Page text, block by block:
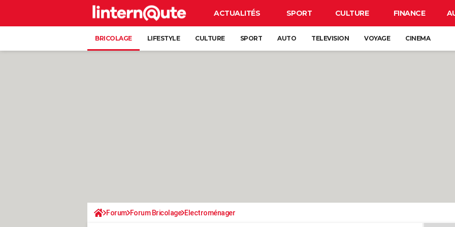
ACTUALITÉS SPORT CULTURE FINANCE
BRICOLAGE LIFESTYLE CULTURE SPORT AUTO TELEVISION VOYAGE CINEMA
Forum Forum Bricolage Electroménager